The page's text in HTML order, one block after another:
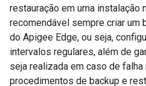
restauração em uma instalação
recomendável sempre criar um
do Apigee Edge, ou seja,
intervalos regulares, além de
seja realizada em caso de
procedimentos de backup e